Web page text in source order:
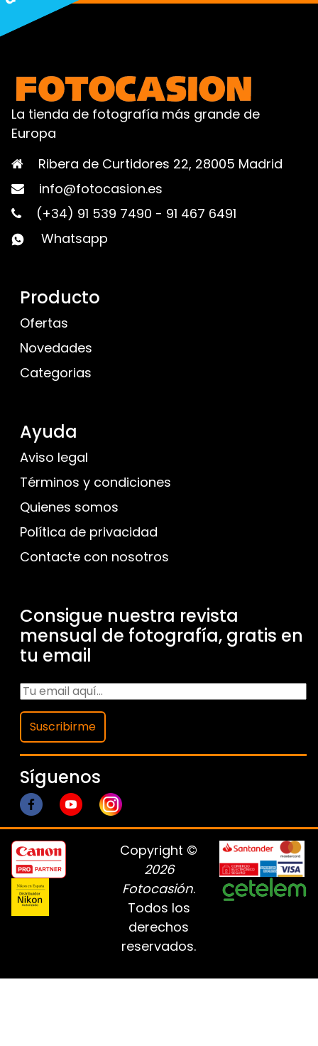
La tienda de fotografía más grande de
Europa
Ribera de Curtidores 22, 28005 Madrid
info@fotocasion.es
(+34) 91 539 7490 - 91 467 6491
Whatsapp
Producto
Ofertas
Novedades
Categorias
Ayuda
Aviso legal
Términos y condiciones
Quienes somos
Política de privacidad
Contacte con nosotros
Consigue nuestra revista
mensual de fotografía, gratis en
tu email
Suscribirme
Síguenos
Copyright ©
2026
Fotocasión.
Todos los
derechos
reservados.